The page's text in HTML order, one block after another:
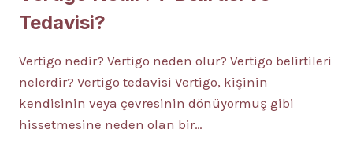
Tedavisi?
Vertigo nedir? Vertigo neden olur? Vertigo belirtileri
nelerdir? Vertigo tedavisi Vertigo, kişinin
kendisinin veya çevresinin dönüyormuş gibi
hissetmesine neden olan bir…